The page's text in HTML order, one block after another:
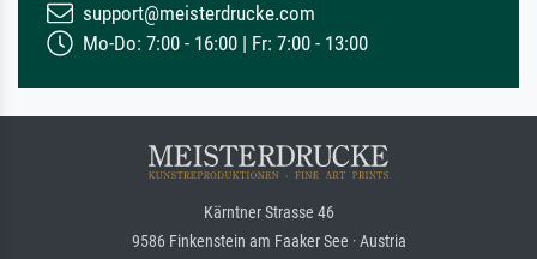
support@meisterdrucke.com
Mo-Do: 7:00 - 16:00 | Fr: 7:00 - 13:00
Kärntner Strasse 46
9586 Finkenstein am Faaker See · Austria